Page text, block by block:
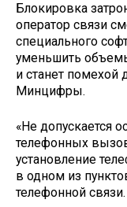
Блокировка
оператор связи
специального
уменьшить
и станет помехой
Минцифры.
«Не допускается
телефонных
установление
в одном из
телефонной связи.